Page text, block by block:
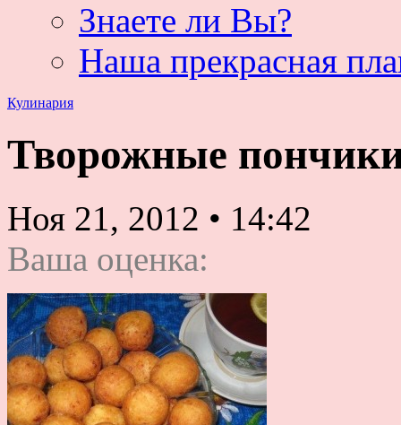
Знаете ли Вы?
Наша прекрасная
Кулинария
Творожные
Ноя 21, 2012 • 14:42
Ваша оценка: